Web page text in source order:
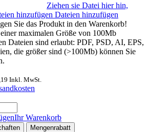
Ziehen sie Datei hier hin,
hinzufügen Dateien hinzufügen
Sie das Produkt in den Warenkorb!
maximalen Größe von 100Mb
Dateien sind erlaubt: PDF, PSD, AI, EPS,
die größer sind (>100Mb) können Sie
Inkl. MwSt.
Ihr Warenkorb
Mengenrabatt